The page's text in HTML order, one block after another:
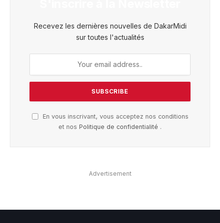
Recevez les dernières nouvelles de DakarMidi
sur toutes l'actualités
En vous inscrivant, vous acceptez nos conditions
et nos Politique de confidentialité .
Advertisement